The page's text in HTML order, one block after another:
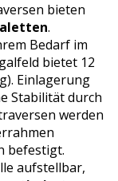
bieten
.
Bedarf im
bietet 12
Einlagerung
Stabilität durch
werden
befestigt.
aufstellbar,